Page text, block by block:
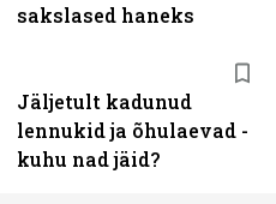
sakslased haneks
Jäljetult kadunud
lennukid ja õhulaevad -
kuhu nad jäid?